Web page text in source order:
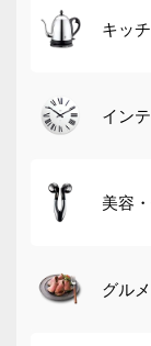
キッ
イン
美容
グル